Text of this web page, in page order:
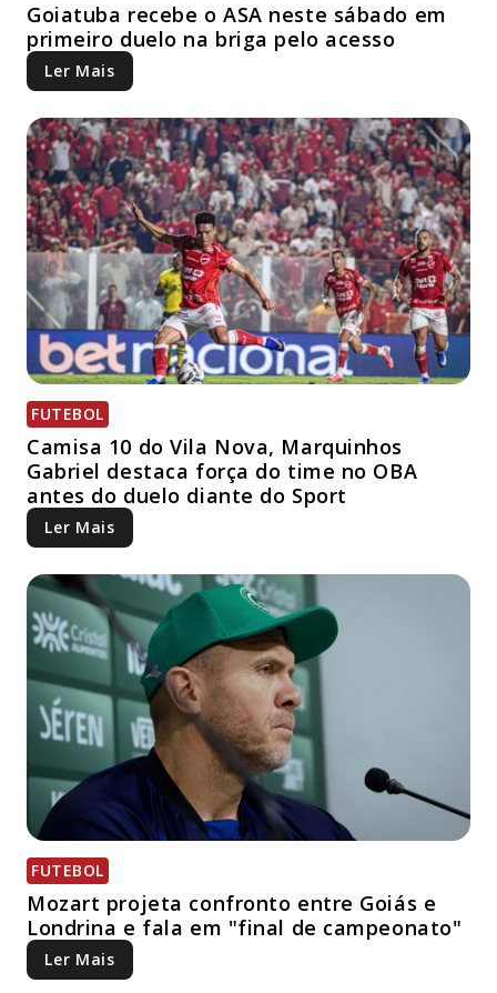
Goiatuba recebe o ASA neste sábado em
primeiro duelo na briga pelo acesso
Ler Mais
FUTEBOL
Camisa 10 do Vila Nova, Marquinhos
Gabriel destaca força do time no OBA
antes do duelo diante do Sport
Ler Mais
FUTEBOL
Mozart projeta confronto entre Goiás e
Londrina e fala em "final de campeonato"
Ler Mais